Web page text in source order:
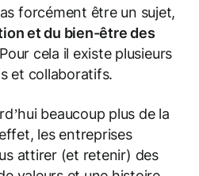
forcément être un sujet,
et du bien-être des
cela il existe plusieurs
et collaboratifs.
beaucoup plus de la
les entreprises
attirer (et retenir) des